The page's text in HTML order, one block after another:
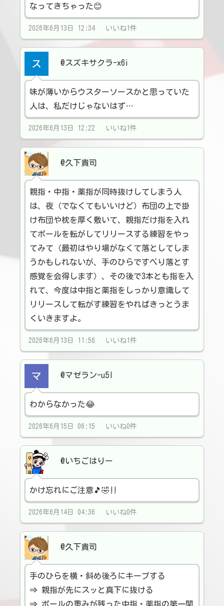
なってきちゃった😊
2026年6月13日 12:34 いいね1件
@スズキサクラ-x6i
味が薄いからウスターソースかと思っていた
人は、私だけじゃないはず…
2026年6月13日 12:22 いいね1件
@久下貴司
親指・中指・薬指が同時抜けしてしまう人
は、夜（でなくてもいいけど）布団の上で掛
け布団や枕を厚く敷いて、親指だけ指を入れ
てボールを転がしてリリースする練習をやっ
てみて（最初はやり場がなくて落としてしま
うかもしれないが、手のひらですべり落とす
感覚を会得します）、その後で3本とも指を入
れて、今度は中指と薬指をしっかり意識して
リリースして転がす練習をやればきっとうま
くいきますよ。
2026年6月13日 11:56 いいね1件
@マゼラン-u5l
わからなかった😂
2026年6月15日 06:15 いいね0件
@いちごはりー
かけ忘れにご注意🎵🤣‼️
2026年6月14日 04:36 いいね0件
@久下貴司
手のひらを横・斜め後ろにキープする
​⇒ 親指が先にスッと真下に抜ける
​⇒ ボールの重みが残った中指・薬指の第一関